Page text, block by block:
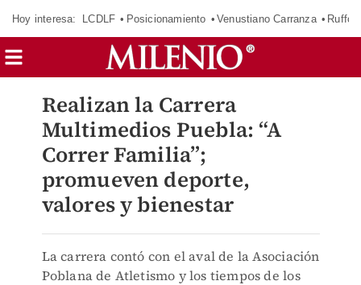
Hoy interesa: LCDLF Posicionamiento Venustiano Carranza Ruffo
Realizan la Carrera
Multimedios Puebla: “A
Correr Familia”;
promueven deporte,
valores y bienestar
La carrera contó con el aval de la Asociación
Poblana de Atletismo y los tiempos de los